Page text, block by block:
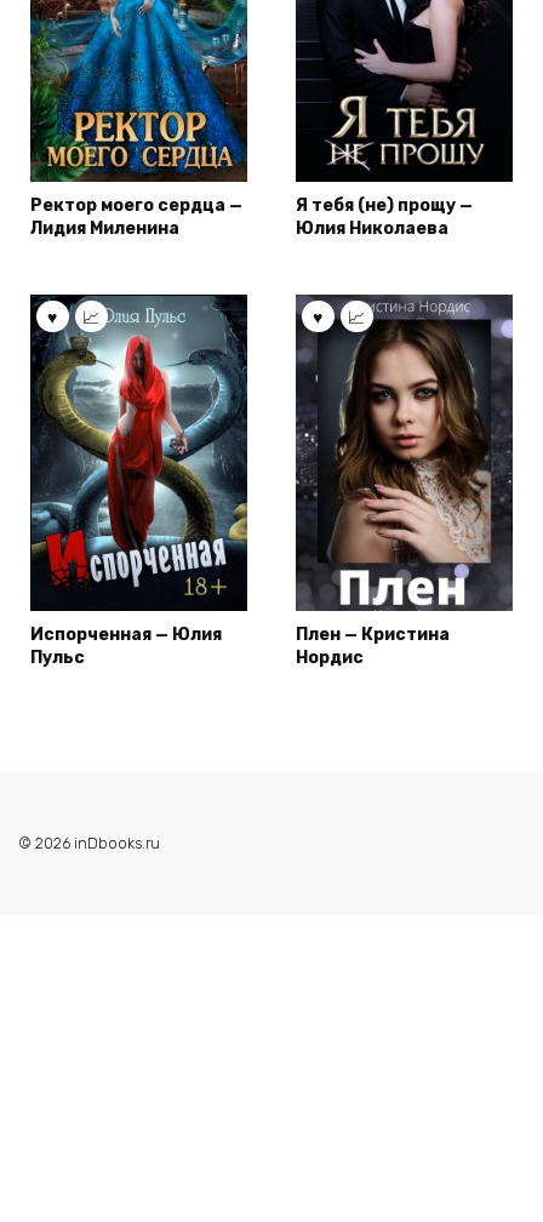
Ректор моего сердца —
Лидия Миленина
Я тебя (не) прощу —
Юлия Николаева
Испорченная — Юлия
Пульс
Плен — Кристина
Нордис
© 2026 inDbooks.ru